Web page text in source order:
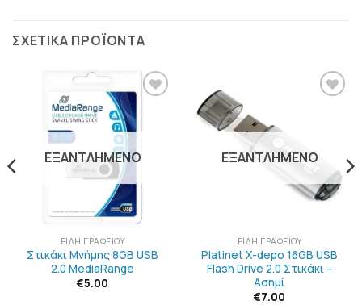
ΣΧΕΤΙΚΆ ΠΡΟΪΌΝΤΑ
ΠΡΟΣΘΉΚΗ
ΣΤΗΝ
ΛΊΣΤΑ
ΕΠΙΘΥΜΙΏΝ
ΕΞΑΝΤΛΗΜΈΝΟ
ΕΊΔΗ ΓΡΑΦΕΊΟΥ
Στικάκι Μνήμης 8GB USB
2.0 MediaRange
€5.00
ΕΞΑΝΤΛΗΜΈΝΟ
ΕΊΔΗ ΓΡΑΦΕΊΟΥ
Platinet X-depo 16GB USB
Flash Drive 2.0 Στικάκι –
Ασημί
€7.00